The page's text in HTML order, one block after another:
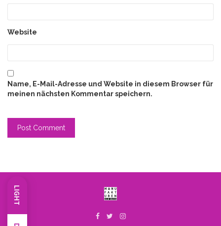
LIGHT
Website
Name, E-Mail-Adresse und Website in diesem Browser für
meinen nächsten Kommentar speichern.